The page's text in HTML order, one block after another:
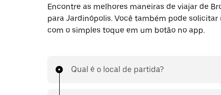
Encontre as melhores maneiras de viajar de
para Jardinópolis. Você também pode solicitar
com o simples toque em um botão no app.
Qual é o local de partida?